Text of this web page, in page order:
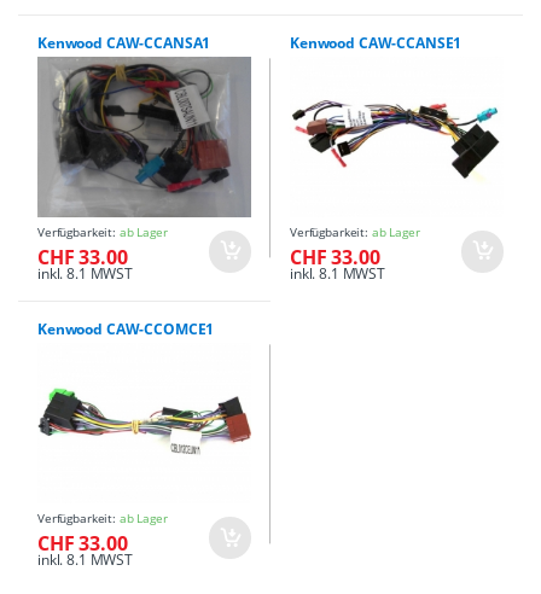
Kenwood CAW-CCANSA1
Verfügbarkeit: ab Lager
CHF 33.00
inkl. 8.1 MWST
Kenwood CAW-CCANSE1
Verfügbarkeit: ab Lager
CHF 33.00
inkl. 8.1 MWST
Kenwood CAW-CCOMCE1
Verfügbarkeit: ab Lager
CHF 33.00
inkl. 8.1 MWST